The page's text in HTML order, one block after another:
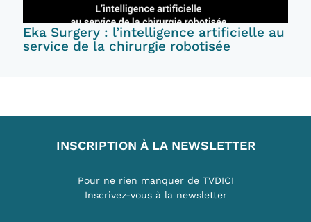
Eka Surgery : l’intelligence artificielle au
service de la chirurgie robotisée
INSCRIPTION À LA NEWSLETTER
Pour ne rien manquer de TVDICI
Inscrivez-vous à la newsletter